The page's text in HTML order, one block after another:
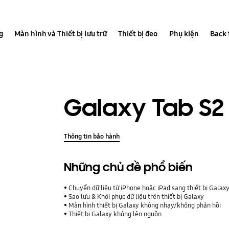
Màn hình và Thiết bị lưu trữ Thiết bị đeo Phụ kiện
Galaxy Tab
Thông tin bảo hành
Những chủ đề phổ biến
Chuyển dữ liệu từ iPhone hoặc iPad sang thiết bị
Sao lưu & Khôi phục dữ liệu trên thiết bị Galaxy
Màn hình thiết bị Galaxy không nhạy/không phản hồi
Thiết bị Galaxy không lên nguồn